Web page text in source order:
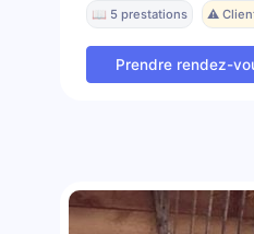
📖 5 prestations ⚠️
Prendre rendez-